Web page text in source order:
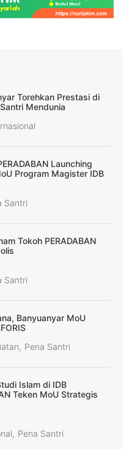
Torehkan Prestasi di
Mendunia
Launching
Program Magister IDB
Santri
Tokoh PERADABAN
Santri
Banyuanyar MoU
, Pena Santri
Islam di IDB
Teken MoU Strategis
, Pena Santri